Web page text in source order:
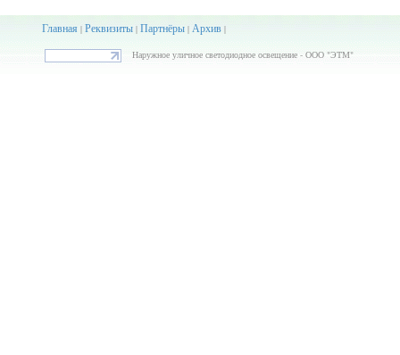
Главная| Реквизиты| Партнёры| Архив|
Наружное уличное светодиодное освещение - ООО "ЭТМ"